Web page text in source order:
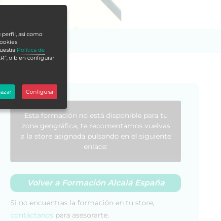
Esta formación no está disponible para tu
zona geográfica, te recomentamos vuelvas
a la store asignada pulsando en el siguiente
enlace:
Volver a Formación Alcalá España
Si no encuentras la formación en tu store,
contáctanos para asesorarte.
perfil, así como
Política de
o bien configurar
Configurar